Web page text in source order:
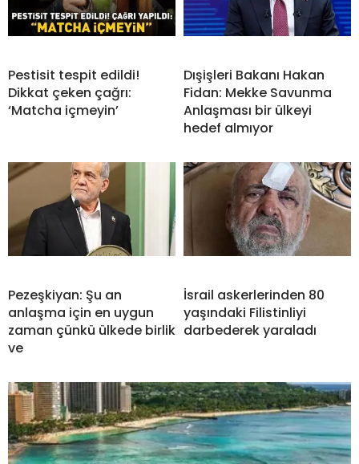
Pestisit tespit edildi!
Dikkat çeken çağrı:
‘Matcha içmeyin’
Dışişleri Bakanı Hakan
Fidan: Mekke Savunma
Anlaşması bir ülkeyi
hedef almıyor
Pezeşkiyan: Şu an
anlaşma için en uygun
zaman çünkü ülkede birlik
ve
İsrail askerlerinden 80
yaşındaki Filistinliyi
darbederek yaraladı